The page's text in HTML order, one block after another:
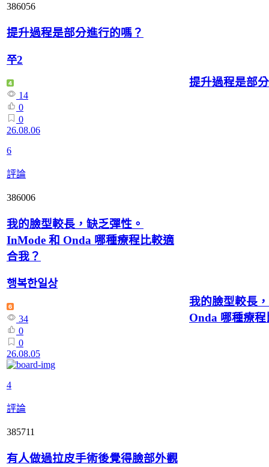
386056
提升過程是部分進行的嗎？
쭈2
14
0
0
26.08.06
6
評論
提升過程是部
386006
我的臉型較長，缺乏彈性。
InMode 和 Onda 哪種療程比較適
合我？
행복한일상
34
0
0
26.08.05
4
評論
我的臉型較長
Onda 哪種療
385711
有人做過拉皮手術後覺得臉部外觀